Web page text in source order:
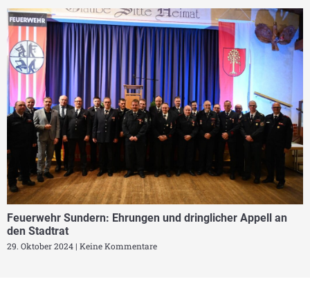
Feuerwehr Sundern: Ehrungen und dringlicher Appell an
den Stadtrat
29. Oktober 2024 Keine Kommentare